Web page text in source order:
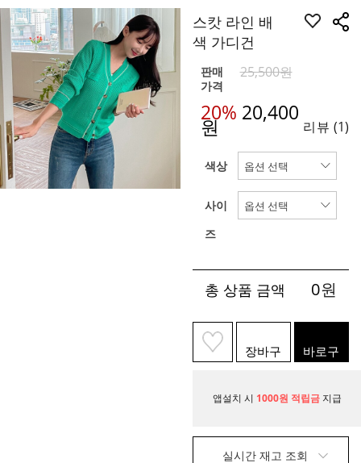
스캇 라인 배
색 가디건
판매
가격
25,500원
20% 20,400
원 리뷰 (1)
색상
사이
즈
총 상품 금액 0원
장바구
니
바로구
매
앱설치 시 1000원 적립금 지급
실시간 재고 조회